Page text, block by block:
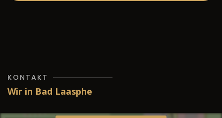
KONTAKT
Wir in Bad Laasphe